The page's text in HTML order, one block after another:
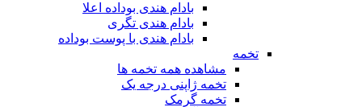
بادام هندی بوداده اعلا
بادام هندی تگری
بادام هندی با پوست بوداده
تخمه
مشاهده همه تخمه ها
تخمه ژاپنی درجه یک
تخمه گرمک